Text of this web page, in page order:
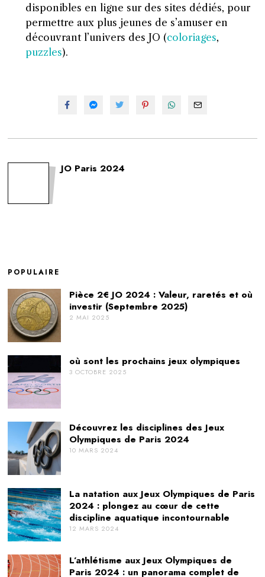
disponibles en ligne sur des sites dédiés, pour
permettre aux plus jeunes de s’amuser en
découvrant l’univers des JO (coloriages,
puzzles).
JO Paris 2024
POPULAIRE
Pièce 2€ JO 2024 : Valeur, raretés et où
investir (Septembre 2025)
2 MAI 2025
où sont les prochains jeux olympiques
3 OCTOBRE 2025
Découvrez les disciplines des Jeux
Olympiques de Paris 2024
10 MARS 2024
La natation aux Jeux Olympiques de Paris
2024 : plongez au cœur de cette
discipline aquatique incontournable
12 MARS 2024
L’athlétisme aux Jeux Olympiques de
Paris 2024 : un panorama complet de